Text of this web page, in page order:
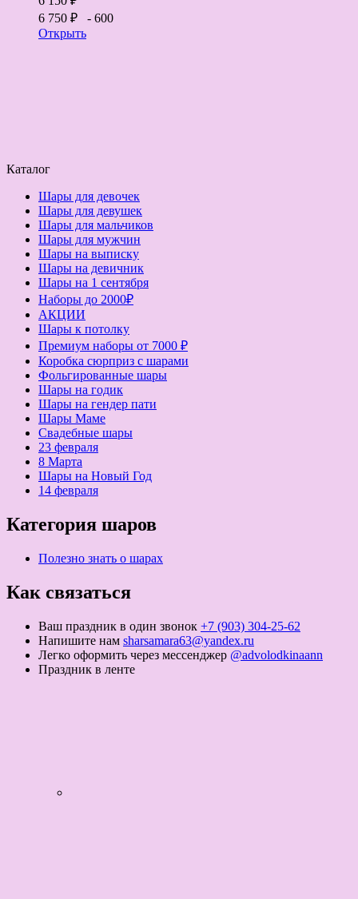
6 750 ₽ - 600
Открыть
Каталог
Шары для девочек
Шары для девушек
Шары для мальчиков
Шары для мужчин
Шары на выписку
Шары на девичник
Шары на 1 сентября
Наборы до 2000₽
АКЦИИ
Шары к потолку
Премиум наборы от 7000 ₽
Коробка сюрприз с шарами
Фольгированные шары
Шары на годик
Шары на гендер пати
Шары Маме
Свадебные шары
23 февраля
8 Марта
Шары на Новый Год
14 февраля
Категория шаров
Полезно знать о шарах
Как связаться
Ваш праздник в один звонок +7 (903) 304-25-62
Напишите нам sharsamara63@yandex.ru
Легко оформить через мессенджер @advolodkinaann
Праздник в ленте